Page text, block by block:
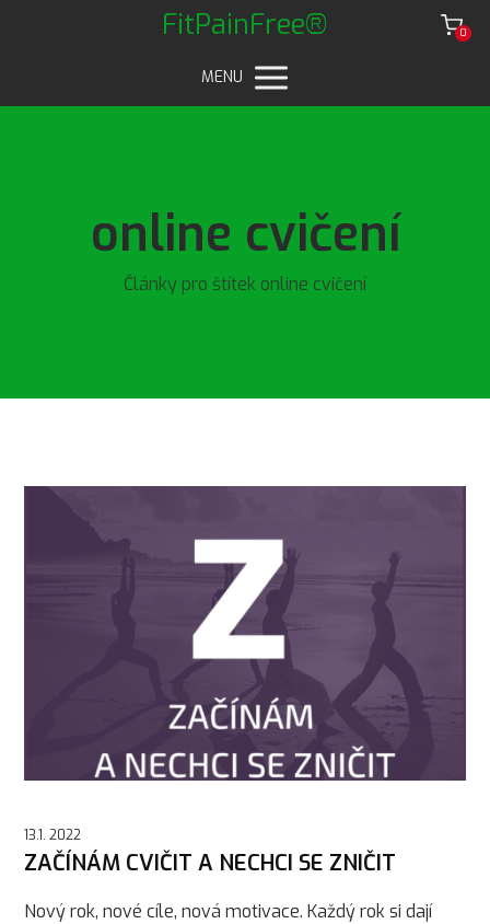
FitPainFree® 0
MENU
online cvičení
Články pro štítek online cvičení
13.1. 2022
ZAČÍNÁM CVIČIT A NECHCI SE ZNIČIT
Nový rok, nové cíle, nová motivace. Každý rok si dají